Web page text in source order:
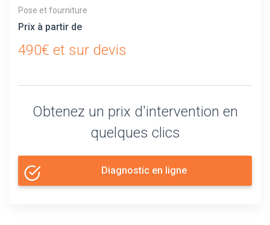
Pose et fourniture
Prix à partir de
490€ et sur devis
Obtenez un prix d'intervention en
quelques clics
Diagnostic en ligne